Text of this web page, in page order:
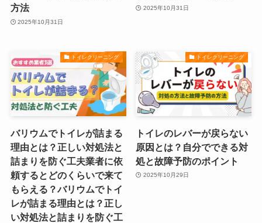
方法
2025年10月31日
2025年10月31日
トイレクリーニング
バリウムでトイレが詰まる
理由とは？正しい対処法と
詰まりを防ぐ工夫業者に依
頼するとどのくらいで来て
もらえる？バリウムでトイ
レが詰まる理由とは？正し
い対処法と詰まりを防ぐ工
トイレクリーニング
トイレのレバーが戻らない
原因とは？自分でできる対
処と故障予防のポイント
2025年10月29日